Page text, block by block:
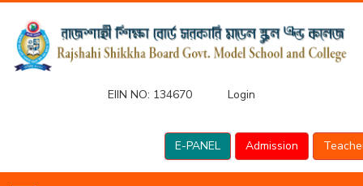
EIIN NO: 134670 Login
E-PANEL Admission